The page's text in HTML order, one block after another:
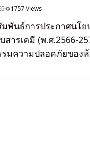
1757 Views
พันธ์การประกาศนโ
ารเคมี (พ.ศ.2566-
มความปลอดภัยของ